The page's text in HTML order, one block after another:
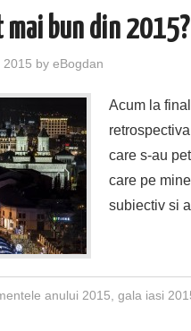
mai bun din 2015?
2015 by eBogdan
Acum la
care s-au
care pe
subiectiv si
anului 2015 gala iasi